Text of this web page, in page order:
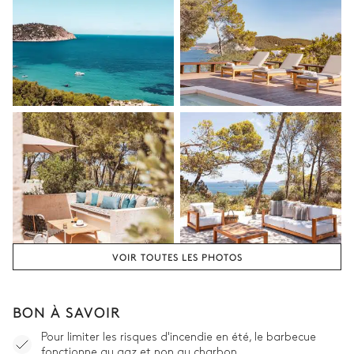
VOIR TOUTES LES PHOTOS
BON À SAVOIR
Pour limiter les risques d'incendie en été, le barbecue